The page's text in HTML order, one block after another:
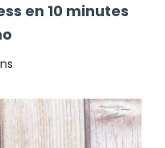
en 10 minutes